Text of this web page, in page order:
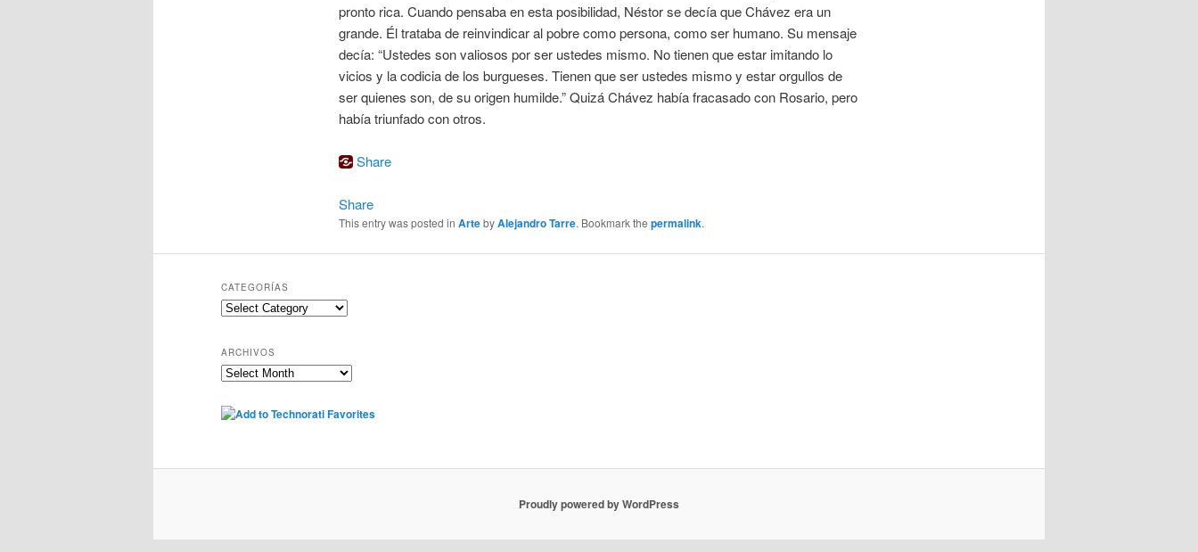
pronto rica. Cuando pensaba en esta posibilidad, Néstor se decía que Chávez era un
grande. Él trataba de reinvindicar al pobre como persona, como ser humano. Su mensaje
decía: “Ustedes son valiosos por ser ustedes mismo. No tienen que estar imitando lo
vicios y la codicia de los burgueses. Tienen que ser ustedes mismo y estar orgullos de
ser quienes son, de su origen humilde.” Quizá Chávez había fracasado con Rosario, pero
había triunfado con otros.
Share
Share
This entry was posted in ArtebyAlejandro Tarre. Bookmark the permalink.
CATEGORÍAS
Categorías
ARCHIVOS
Archivos
Proudly powered by WordPress